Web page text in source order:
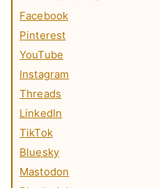
Facebook
Pinterest
YouTube
Instagram
Threads
LinkedIn
TikTok
Bluesky
Mastodon